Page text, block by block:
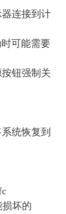
器连接到计
时可能需要
按钮强制关
统恢复到
损坏的